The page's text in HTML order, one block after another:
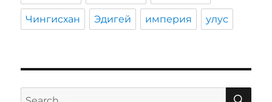
Чингисхан Эдигей империя улус
Search